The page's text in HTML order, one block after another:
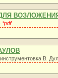
ДЛЯ
*pdf
В.